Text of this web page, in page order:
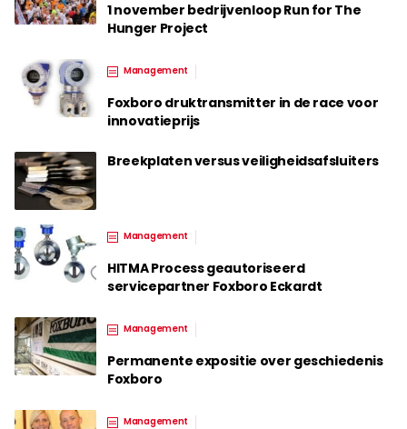
1 november bedrijvenloop Run for The
Hunger Project
Management
Foxboro druktransmitter in de race voor
innovatieprijs
Breekplaten versus veiligheidsafsluiters
Management
HITMA Process geautoriseerd
servicepartner Foxboro Eckardt
Management
Permanente expositie over geschiedenis
Foxboro
Management